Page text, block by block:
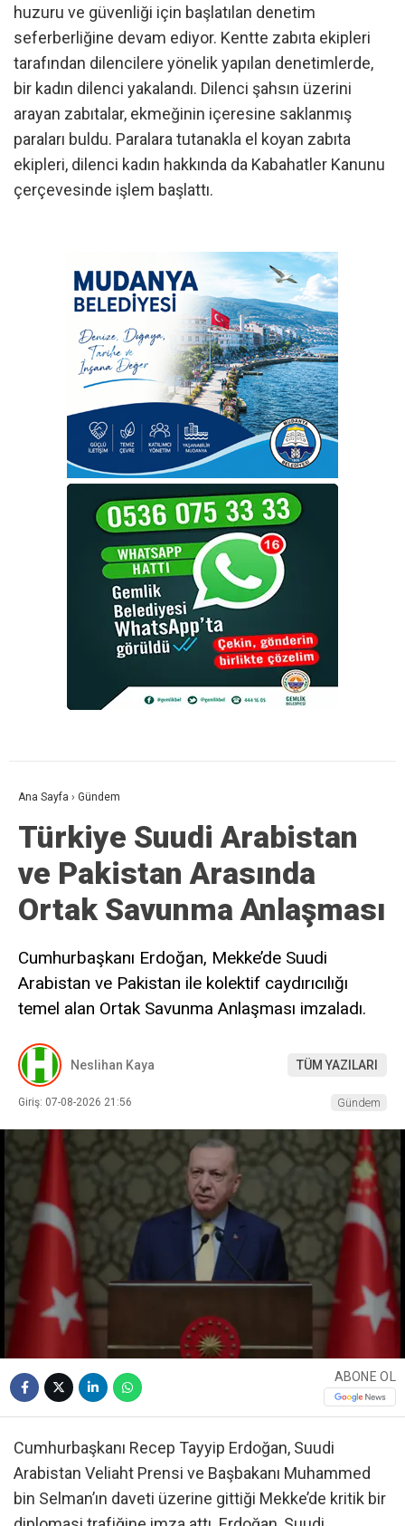
huzuru ve güvenliği için başlatılan denetim
seferberliğine devam ediyor. Kentte zabıta ekipleri
tarafından dilencilere yönelik yapılan denetimlerde,
bir kadın dilenci yakalandı. Dilenci şahsın üzerini
arayan zabıtalar, ekmeğinin içeresine saklanmış
paraları buldu. Paralara tutanakla el koyan zabıta
ekipleri, dilenci kadın hakkında da Kabahatler Kanunu
çerçevesinde işlem başlattı.
Ana Sayfa › Gündem
Türkiye Suudi Arabistan
ve Pakistan Arasında
Ortak Savunma Anlaşması
Cumhurbaşkanı Erdoğan, Mekke’de Suudi
Arabistan ve Pakistan ile kolektif caydırıcılığı
temel alan Ortak Savunma Anlaşması imzaladı.
Neslihan Kaya TÜM YAZILARI
Giriş: 07-08-2026 21:56 Gündem
ABONE OL
Cumhurbaşkanı Recep Tayyip Erdoğan, Suudi
Arabistan Veliaht Prensi ve Başbakanı Muhammed
bin Selman’ın daveti üzerine gittiği Mekke’de kritik bir